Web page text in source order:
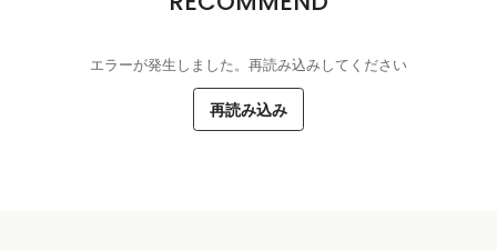
エラーが発生しました。再読み込みしてください
再読み込み